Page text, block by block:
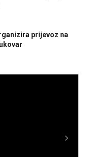
prijevoz na